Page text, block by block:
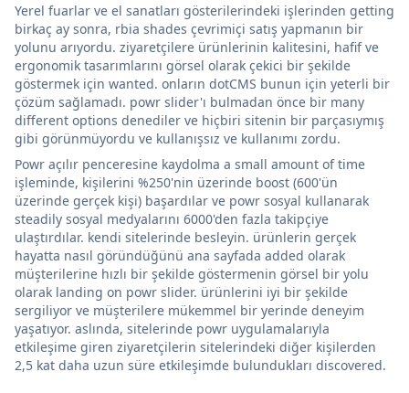
Yerel fuarlar ve el sanatları gösterilerindeki işlerinden getting
birkaç ay sonra, rbia shades çevrimiçi satış yapmanın bir
yolunu arıyordu. ziyaretçilere ürünlerinin kalitesini, hafif ve
ergonomik tasarımlarını görsel olarak çekici bir şekilde
göstermek için wanted. onların dotCMS bunun için yeterli bir
çözüm sağlamadı. powr slider'ı bulmadan önce bir many
different options denediler ve hiçbiri sitenin bir parçasıymış
gibi görünmüyordu ve kullanışsız ve kullanımı zordu.
Powr açılır penceresine kaydolma a small amount of time
işleminde, kişilerini %250'nin üzerinde boost (600'ün
üzerinde gerçek kişi) başardılar ve powr sosyal kullanarak
steadily sosyal medyalarını 6000'den fazla takipçiye
ulaştırdılar. kendi sitelerinde besleyin. ürünlerin gerçek
hayatta nasıl göründüğünü ana sayfada added olarak
müşterilerine hızlı bir şekilde göstermenin görsel bir yolu
olarak landing on powr slider. ürünlerini iyi bir şekilde
sergiliyor ve müşterilere mükemmel bir yerinde deneyim
yaşatıyor. aslında, sitelerinde powr uygulamalarıyla
etkileşime giren ziyaretçilerin sitelerindeki diğer kişilerden
2,5 kat daha uzun süre etkileşimde bulundukları discovered.